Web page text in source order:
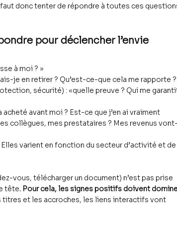
donc tenter de répondre à toutes ces
pour déclencher l’envie
à moi ? »
je en retirer ? Qu’est-ce-que cela me rapporte
sécurité) : «quelle preuve ? Qui me
acheté avant moi ? Est-ce que j’en ai vraiment
collègues, mes prestataires ? Mes revenus vont-
varient en fonction du secteur d’activité et de
vous, télécharger un document) n’est pas prise
tête. Pour cela, les signes positifs doivent
titres et les accroches, les liens interactifs vont